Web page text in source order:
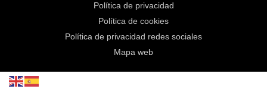
Política de privacidad
Política de cookies
Política de privacidad redes sociales
Mapa web